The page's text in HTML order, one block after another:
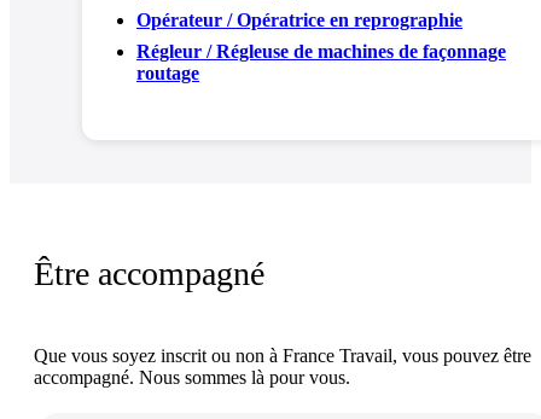
Opérateur / Opératrice en reprographie
Régleur / Régleuse de machines de façonnage
routage
Être accompagné
Que vous soyez inscrit ou non à France Travail, vous pouvez être
accompagné. Nous sommes là pour vous.